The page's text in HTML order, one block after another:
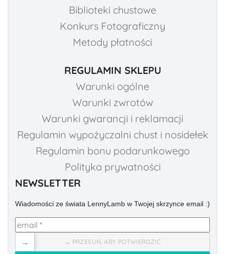
Biblioteki chustowe
Konkurs Fotograficzny
Metody płatności
REGULAMIN SKLEPU
Warunki ogólne
Warunki zwrotów
Warunki gwarancji i reklamacji
Regulamin wypożyczalni chust i nosidełek
Regulamin bonu podarunkowego
Polityka prywatności
NEWSLETTER
Wiadomości ze świata LennyLamb w Twojej skrzynce email :)
→ PRZESUŃ, ABY POTWIERDZIĆ
→